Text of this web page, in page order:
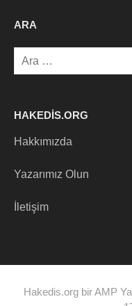
ARA
Arama:
HAKEDIS.ORG
Hakkımızda
Yazarımız Olun
İletişim
Hakedis.org bir AMP